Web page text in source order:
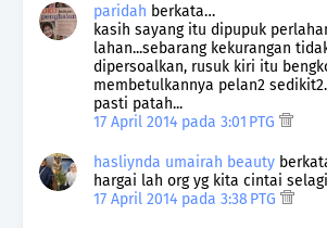
paridah berkata…
kasih sayang itu dipupuk
lahan...sebarang kekurangan
dipersoalkan, rusuk kiri itu
membetulkannya pelan2
pasti patah...
17 April 2014 pada 3:01 PTG
hasliynda umairah beauty
hargai lah org yg kita cintai
17 April 2014 pada 3:38 PTG